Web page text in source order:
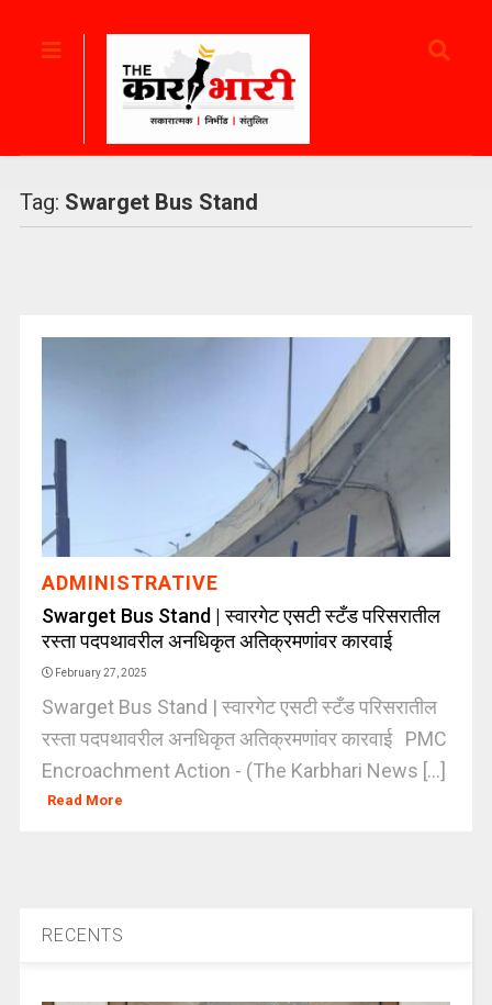
Tag: Swarget Bus Stand
ADMINISTRATIVE
Swarget Bus Stand | स्वारगेट एसटी स्टँड परिसरातील
रस्ता पदपथावरील अनधिकृत अतिक्रमणांवर कारवाई
February 27, 2025
Swarget Bus Stand | स्वारगेट एसटी स्टँड परिसरातील
रस्ता पदपथावरील अनधिकृत अतिक्रमणांवर कारवाई PMC
Encroachment Action - (The Karbhari News [...]
Read More
RECENTS